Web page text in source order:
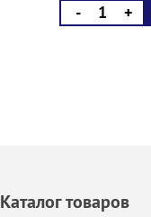
- +
Каталог товаров